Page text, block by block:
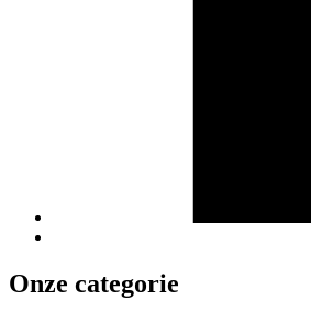
Onze categorie